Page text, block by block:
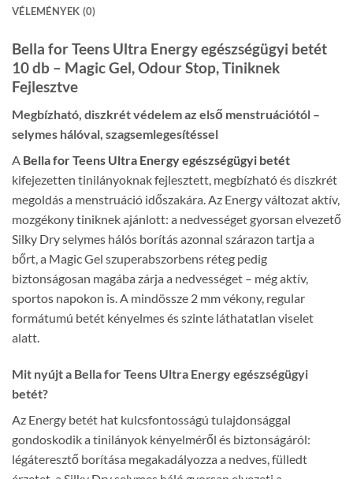
VÉLEMÉNYEK (0)
Bella for Teens Ultra Energy egészségügyi betét
10 db – Magic Gel, Odour Stop, Tiniknek
Fejlesztve
Megbízható, diszkrét védelem az első menstruációtól –
selymes hálóval, szagsemlegesítéssel
A Bella for Teens Ultra Energy egészségügyi betét
kifejezetten tinilányoknak fejlesztett, megbízható és diszkrét
megoldás a menstruáció időszakára. Az Energy változat aktív,
mozgékony tiniknek ajánlott: a nedvességet gyorsan elvezető
Silky Dry selymes hálós borítás azonnal szárazon tartja a
bőrt, a Magic Gel szuperabszorbens réteg pedig
biztonságosan magába zárja a nedvességet – még aktív,
sportos napokon is. A mindössze 2 mm vékony, regular
formátumú betét kényelmes és szinte láthatatlan viselet
alatt.
Mit nyújt a Bella for Teens Ultra Energy egészségügyi
betét?
Az Energy betét hat kulcsfontosságú tulajdonsággal
gondoskodik a tinilányok kényelméről és biztonságáról:
légáteresztő borítása megakadályozza a nedves, fülledt